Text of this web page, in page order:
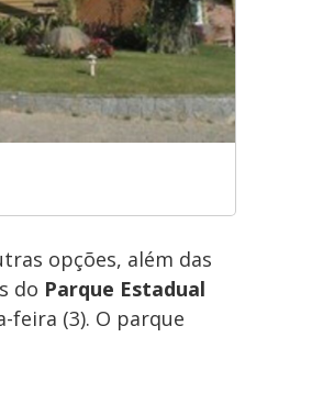
opções, além das
do Parque Estadual
(3). O parque